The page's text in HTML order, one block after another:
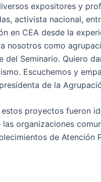
expositores y
activista nacional,
en CEA desde la
nosotros como
del Seminario. Quiero
Escuchemos y
de la
proyectos fueron
organizaciones
de Atención